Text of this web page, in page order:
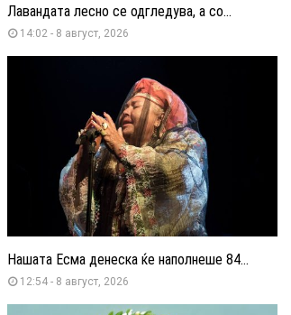
Лавандата лесно се одгледува, а со...
14:02 - 8 август, 2026
Нашата Есма денеска ќе наполнеше 84...
12:54 - 8 август, 2026